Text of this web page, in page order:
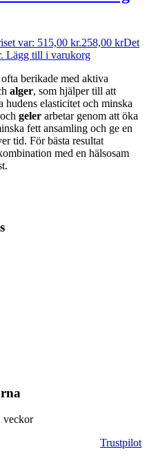
var: 515,00 kr.258,00 krDet
Lägg till i varukorg
berikade med aktiva
alger, som hjälper till att
elasticitet och minska
och geler arbetar genom att öka
fett ansamling och ge en
tid. För bästa resultat
med en hälsosam
veckor
Trustpilot